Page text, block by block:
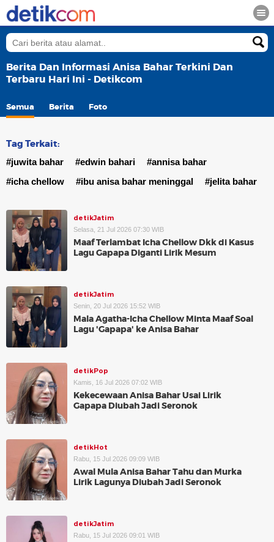
Berita Dan Informasi Anisa Bahar Terkini Dan
Terbaru Hari Ini - Detikcom
Semua Berita Foto
Tag Terkait:
#juwita bahar #edwin bahari
#annisa bahar
#icha chellow
#ibu anisa bahar meninggal #jelita bahar
detikJatim
Selasa, 21 Jul 2026 07:30 WIB
Maaf Terlambat Icha Chellow Dkk di Kasus
Lagu Gapapa Diganti Lirik Mesum
detikJatim
Senin, 20 Jul 2026 15:52 WIB
Mala Agatha-Icha Chellow Minta Maaf Soal
Lagu 'Gapapa' ke Anisa Bahar
detikPop
Kamis, 16 Jul 2026 07:02 WIB
Kekecewaan Anisa Bahar Usai Lirik
Gapapa Diubah Jadi Seronok
detikHot
Rabu, 15 Jul 2026 09:09 WIB
Awal Mula Anisa Bahar Tahu dan Murka
Lirik Lagunya Diubah Jadi Seronok
detikJatim
Rabu, 15 Jul 2026 09:01 WIB